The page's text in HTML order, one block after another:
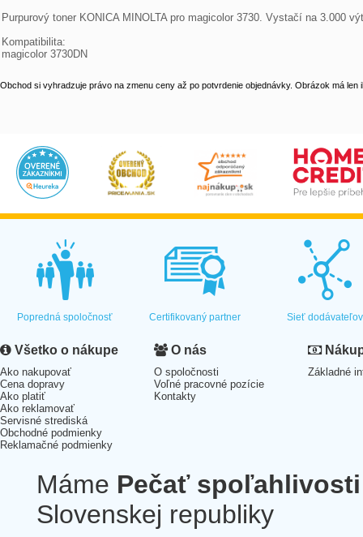
Purpurový toner KONICA MINOLTA pro magicolor 3730. Vystačí na 3.000
Kompatibilita:
magicolor 3730DN
Obchod si vyhradzuje právo na zmenu ceny až po potvrdenie objednávky. Obrázok má len
Popredná spoločnosť Certifikovaný partner Sieť dodávateľov
Všetko o nákupe
Ako nakupovať
Cena dopravy
Ako platiť
Ako reklamovať
Servisné strediská
Obchodné podmienky
Reklamačné podmienky
O nás
O spoločnosti
Voľné pracovné pozície
Kontakty
Základné
Máme Pečať spoľahlivosti
Slovenskej republiky